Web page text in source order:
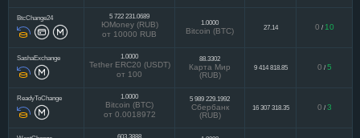
BtcChange24 5 722 231.0689
ЮMoney (RUB)
от 10000 RUB
1.0000
Bitcoin (BTC) 27.14 0 / 10
SashaExchange 1.0000
Tether ERC20 (USDT)
от 100
88.3302
Карта Мир
(RUB)
9 414 818.85 0 / 5
ReadyToChange 1.0000
Bitcoin (BTC)
от 0.0018972
5 989 229.1992
Сбербанк
(RUB)
16 307 318.35 0 / 3
603.3888